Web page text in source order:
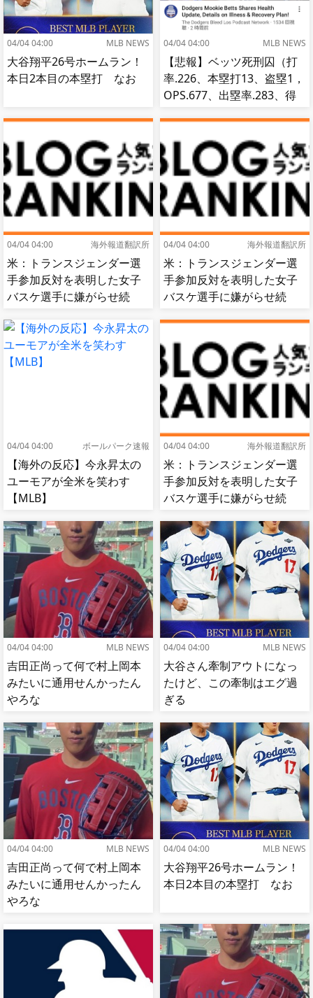
04/04 04:00 MLB NEWS
大谷翔平26号ホームラン！
本日2本目の本塁打 なお
04/04 04:00 MLB NEWS
【悲報】ベッツ死刑囚（打
率.226、本塁打13、盗塁1，
OPS.677、出塁率.283、得
04/04 04:00 海外報道翻訳所
米：トランスジェンダー選
手参加反対を表明した女子
バスケ選手に嫌がらせ続
肘鉄を顔面に食らう[海外の
反応]
04/04 04:00 海外報道翻訳所
米：トランスジェンダー選
手参加反対を表明した女子
バスケ選手に嫌がらせ続
反応]
04/04 04:00 ボールパーク速報
【海外の反応】今永昇太の
ユーモアが全米を笑わす
【MLB】
04/04 04:00 海外報道翻訳所
米：トランスジェンダー選
手参加反対を表明した女子
バスケ選手に嫌がらせ続
肘鉄を顔面に食らう[海外の
反応]
04/04 04:00 MLB NEWS
吉田正尚って何で村上岡本
みたいに通用せんかったん
やろな
04/04 04:00 MLB NEWS
大谷さん牽制アウトになっ
たけど、この牽制はエグ過
ぎる
04/04 04:00 MLB NEWS
吉田正尚って何で村上岡本
みたいに通用せんかったん
やろな
04/04 04:00 MLB NEWS
大谷翔平26号ホームラン！
本日2本目の本塁打 なお